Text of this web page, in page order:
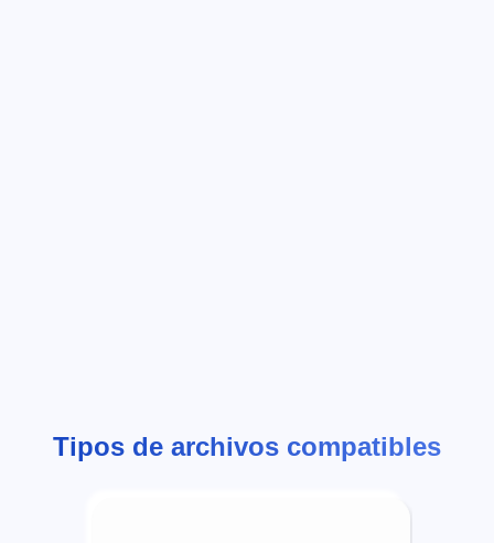
Tipos de archivos compatibles